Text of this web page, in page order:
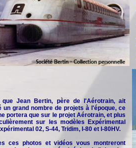
que Jean Bertin, père de l'Aérotrain, ait
un grand nombre de projets à l'époque, ce
portera que sur le projet Aérotrain, et plus
sur les modèles Expérimental
02, S-44, Tridim, I-80 et I-80HV.
ces photos et vidéos vous montreront